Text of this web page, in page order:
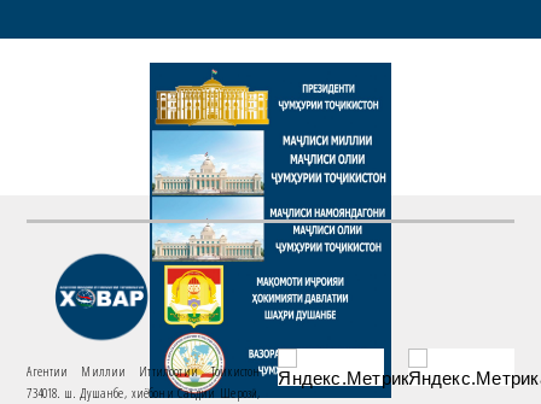
Агентии Миллии Иттилоотии Тоҷикистон
734018. ш. Душанбе, хиёбони Саъдии Шерозӣ,